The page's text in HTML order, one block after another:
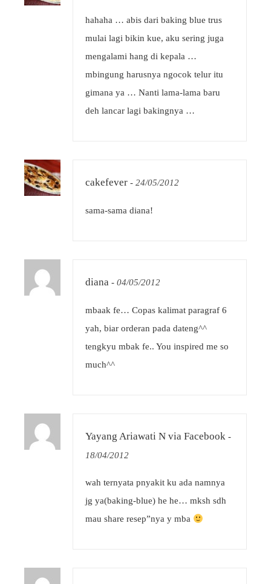
hahaha … abis dari baking blue trus
mulai lagi bikin kue, aku sering juga
mengalami hang di kepala …
mbingung harusnya ngocok telur itu
gimana ya … Nanti lama-lama baru
deh lancar lagi bakingnya …
cakefever - 24/05/2012
sama-sama diana!
diana - 04/05/2012
mbaak fe… Copas kalimat paragraf 6
yah, biar orderan pada dateng^^
tengkyu mbak fe.. You inspired me so
much^^
Yayang Ariawati N via Facebook -
18/04/2012
wah ternyata pnyakit ku ada namnya
jg ya(baking-blue) he he… mksh sdh
mau share resep”nya y mba